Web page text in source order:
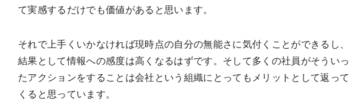
て実感するだけでも価値があると思います。
それで上手くいかなければ現時点の自分の無能さに気付くことができるし、
結果として情報への感度は高くなるはずです。そして多くの社員がそういっ
たアクションをすることは会社という組織にとってもメリットとして返って
くると思っています。